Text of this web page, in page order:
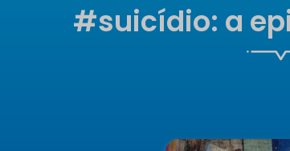
#suicídio: a